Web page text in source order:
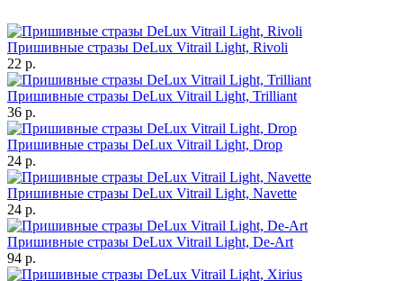
Пришивные стразы DeLux Vitrail Light, Rivoli
22 р.
Пришивные стразы DeLux Vitrail Light, Trilliant
36 р.
Пришивные стразы DeLux Vitrail Light, Drop
24 р.
Пришивные стразы DeLux Vitrail Light, Navette
24 р.
Пришивные стразы DeLux Vitrail Light, De-Art
94 р.